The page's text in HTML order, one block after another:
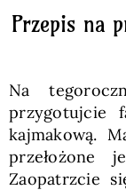
Przepis na
Na
przygotujcie
kajmakową.
przełożone
Zaopatrzcie